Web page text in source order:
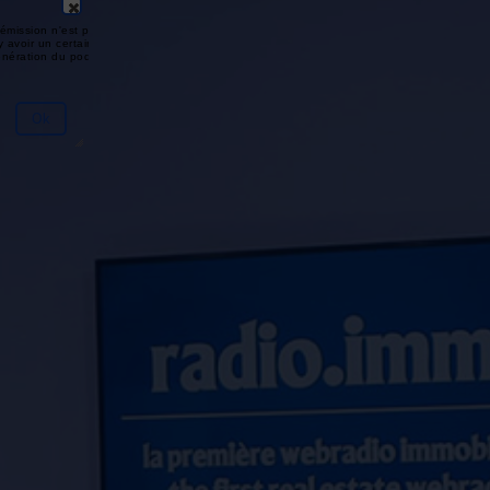
n'est pas disponible ou
un certain délai entre la fin
du podcast.